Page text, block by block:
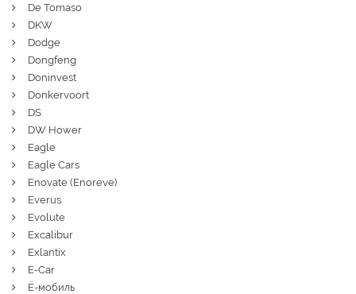
De Tomaso
DKW
Dodge
Dongfeng
Doninvest
Donkervoort
DS
DW Hower
Eagle
Eagle Cars
Enovate (Enoreve)
Everus
Evolute
Excalibur
Exlantix
E-Car
Ё-мобиль